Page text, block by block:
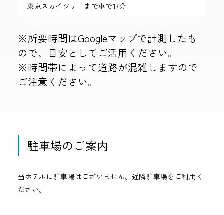
東京スカイツリーまで車で17分
※所要時間はGoogleマップで計測したも
ので、目安としてご活用ください。
※時間帯によって道路が混雑しますので
ご注意ください。
駐車場のご案内
当ホテルに駐車場はございません。近隣駐車場をご利用く
ださい。